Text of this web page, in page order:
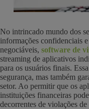
No intrincado mundo dos
informações confidenciais
negociáveis, software de
streaming de aplicativos
para os usuários finais.
segurança, mas também
setor. Ao permitir que os
instituições financeiras
decorrentes de violações